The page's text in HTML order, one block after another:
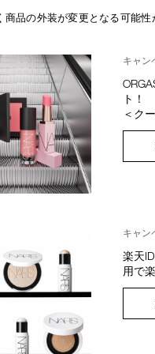
品の外装が変更となる可能性
キャン
ト！
＜ク
キャン
楽天
用で